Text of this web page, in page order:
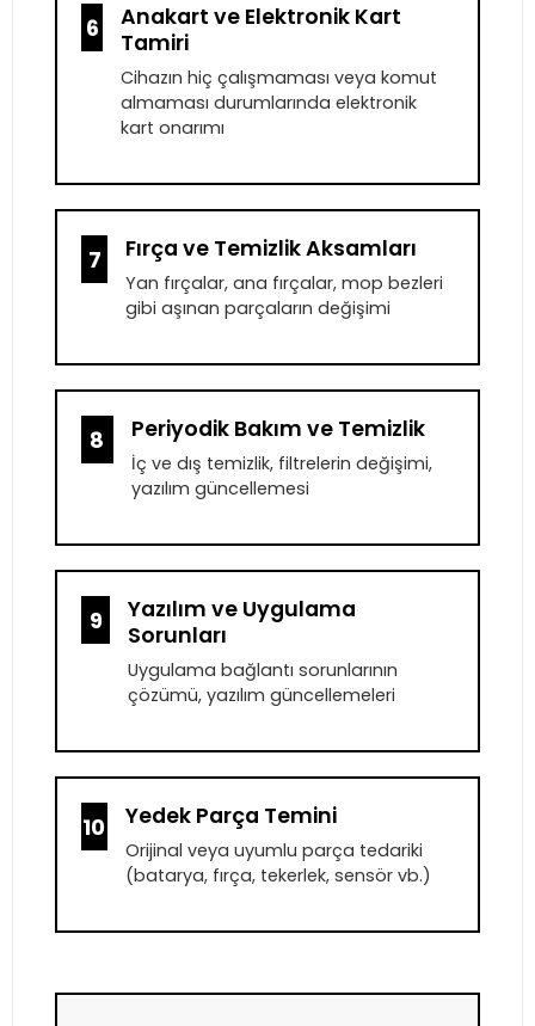
6
Anakart ve Elektronik Kart
Tamiri
Cihazın hiç çalışmaması veya komut
almaması durumlarında elektronik
kart onarımı
7 Fırça ve Temizlik Aksamları
Yan fırçalar, ana fırçalar, mop bezleri
gibi aşınan parçaların değişimi
8 Periyodik Bakım ve Temizlik
İç ve dış temizlik, filtrelerin değişimi,
yazılım güncellemesi
9
Yazılım ve Uygulama
Sorunları
Uygulama bağlantı sorunlarının
çözümü, yazılım güncellemeleri
10 Yedek Parça Temini
Orijinal veya uyumlu parça tedariki
(batarya, fırça, tekerlek, sensör vb.)